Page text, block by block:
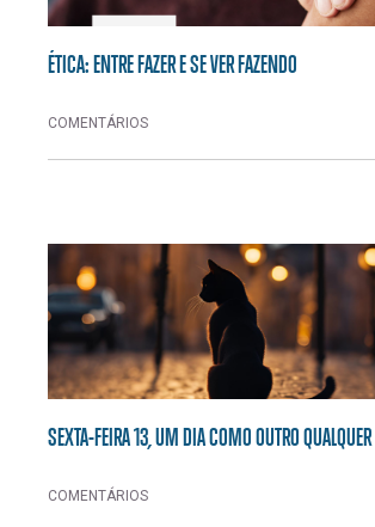
ÉTICA: ENTRE FAZER E SE VER FAZENDO
COMENTÁRIOS
SEXTA-FEIRA 13, UM DIA COMO OUTRO QUALQUER
COMENTÁRIOS